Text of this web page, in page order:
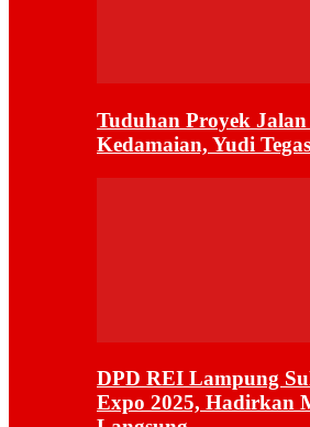
Tuduhan Proyek
Kedamaian, Yudi
DPD REI Lampung
Expo 2025, Hadirkan